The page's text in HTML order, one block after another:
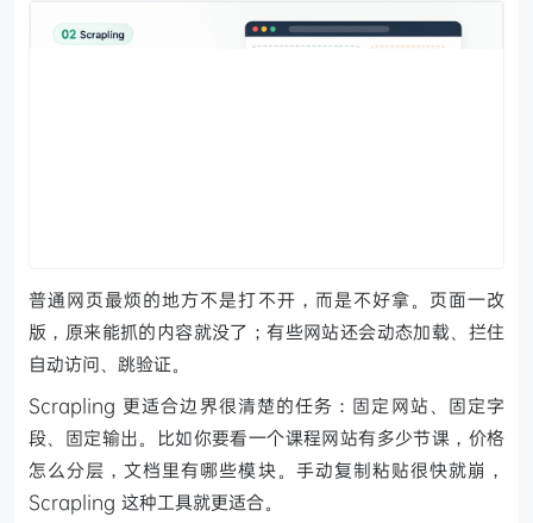
普通网页最烦的地方不是打不开，而是不好拿。页面一改
版，原来能抓的内容就没了；有些网站还会动态加载、拦住
自动访问、跳验证。
Scrapling 更适合边界很清楚的任务：固定网站、固定字
段、固定输出。比如你要看一个课程网站有多少节课，价格
怎么分层，文档里有哪些模块。手动复制粘贴很快就崩，
Scrapling 这种工具就更适合。